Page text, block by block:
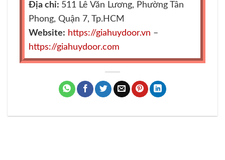
Địa chỉ: 511 Lê Văn Lương, Phường Tân
Phong, Quận 7, Tp.HCM
Website: https://giahuydoor.vn –
https://giahuydoor.com